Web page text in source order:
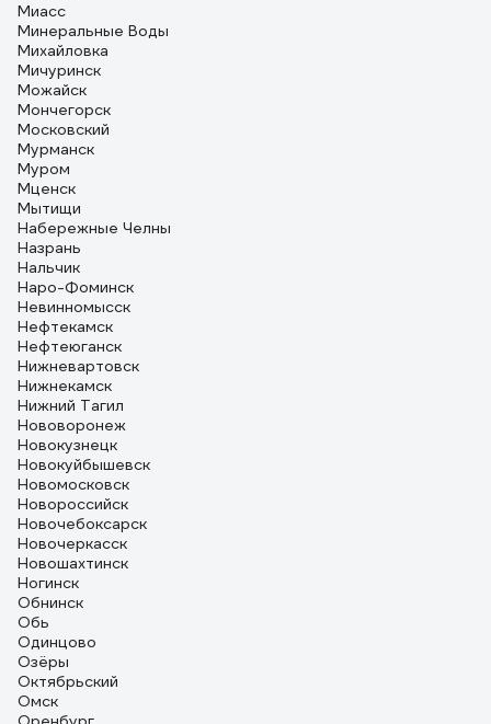
Миасс
Минеральные Воды
Михайловка
Мичуринск
Можайск
Мончегорск
Московский
Мурманск
Муром
Мценск
Мытищи
Набережные Челны
Назрань
Нальчик
Наро-Фоминск
Невинномысск
Нефтекамск
Нефтеюганск
Нижневартовск
Нижнекамск
Нижний Тагил
Нововоронеж
Новокузнецк
Новокуйбышевск
Новомосковск
Новороссийск
Новочебоксарск
Новочеркасск
Новошахтинск
Ногинск
Обнинск
Обь
Одинцово
Озёры
Октябрьский
Омск